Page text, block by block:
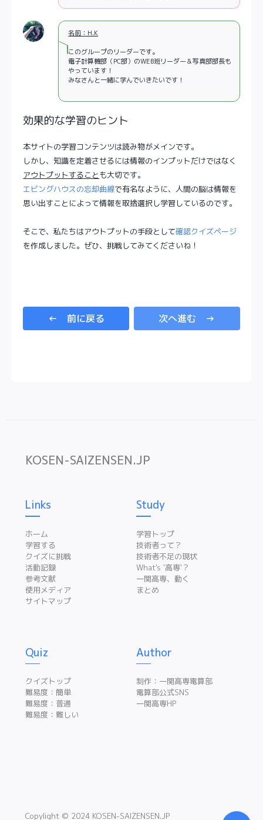
名前：H.K
このグループのリーダーです。
電子計算機部（PC部）のWEB班リーダー＆写真部部長も
やっています！
みなさんと一緒に学んでいきたいです！
効果的な学習のヒント
本サイトの学習コンテンツは読み物がメインです。
しかし、知識を定着させるには情報のインプットだけではなく
アウトプットすることも大切です。
エビングハウスの忘却曲線で有名なように、人間の脳は情報を
思い出すことによって情報を取捨選択し学習しているのです。
そこで、私たちはアウトプットの手段として確認クイズページ
を作成しました。ぜひ、挑戦してみてくださいね！
← 前に戻る 次へ進む →
KOSEN-SAIZENSEN.JP
Links
ホーム
学習する
クイズに挑戦
活動記録
参考文献
使用メディア
サイトマップ
Study
学習トップ
技術者って？
技術者不足の現状
What's '高専'？
一関高専、動く
まとめ
Quiz
クイズトップ
難易度：簡単
難易度：普通
難易度：難しい
Author
制作：一関高専電算部
電算部公式SNS
一関高専HP
Copylight © 2024 KOSEN-SAIZENSEN.JP